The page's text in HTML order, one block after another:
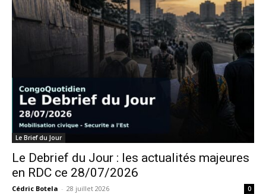
Le Brief du Jour
Le Debrief du Jour : les actualités majeures
en RDC ce 28/07/2026
Cédric Botela - 28 juillet 2026 0